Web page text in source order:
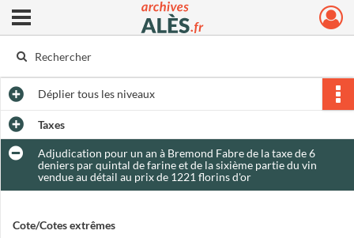
Archives municipales d'Alès
Ouvrir le menu déroulant
Dépliertous les niveaux
Taxes
Adjudication pour un an à Bremond Fabre de la taxe de 6
deniers par quintal de farine et de la sixième partie du vin
vendue au détail au prix de 1221 florins d'or
Cote/Cotes extrêmes